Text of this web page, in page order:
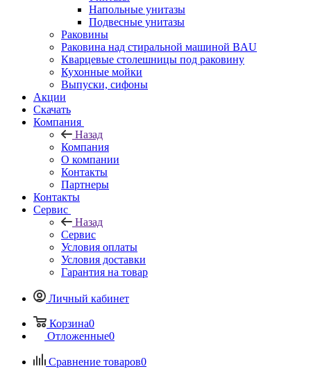
Напольные унитазы
Подвесные унитазы
Раковины
Раковина над стиральной машиной BAU
Кварцевые столешницы под раковину
Кухонные мойки
Выпуски, сифоны
Акции
Скачать
Компания
Назад
Компания
О компании
Контакты
Партнеры
Контакты
Сервис
Назад
Сервис
Условия оплаты
Условия доставки
Гарантия на товар
Личный кабинет
Корзина0
Отложенные0
Сравнение товаров0